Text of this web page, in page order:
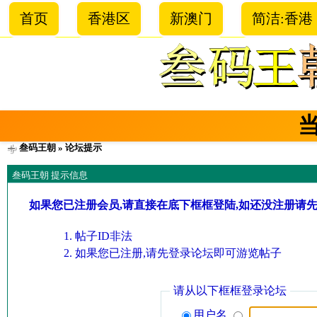
首页 香港区 新澳门 简洁:香港
叁码王朝 » 论坛提示
叁码王朝 提示信息
如果您已注册会员,请直接在底下框框登陆,如还没注册请
帖子ID非法
如果您已注册,请先登录论坛即可游览帖子
请从以下框框登录论坛
用户名